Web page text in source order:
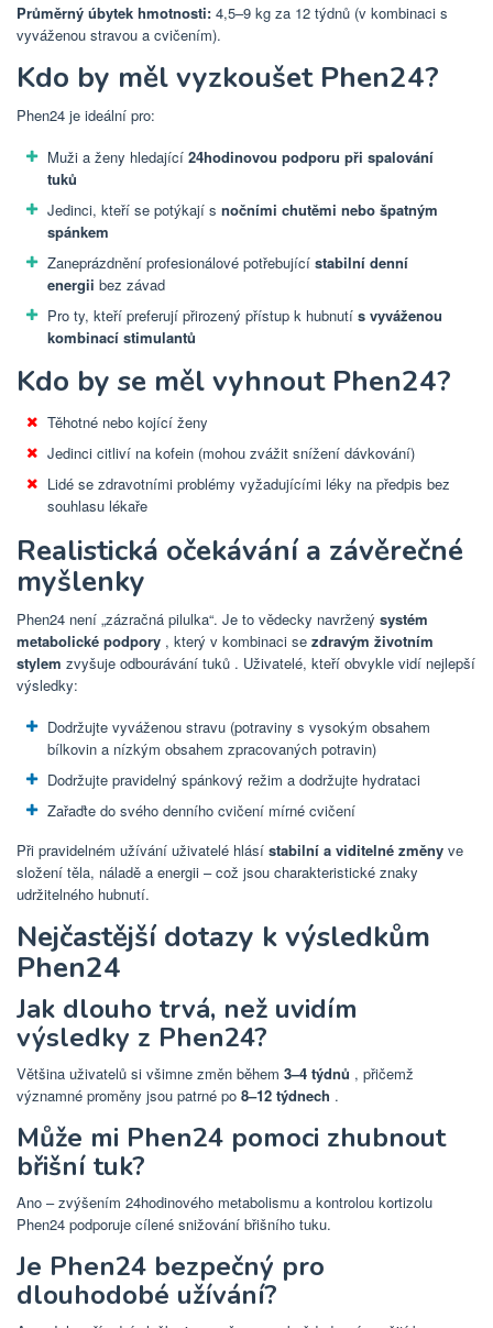
Průměrný úbytek hmotnosti: 4,5–9 kg za 12 týdnů (v kombinaci s
vyváženou stravou a cvičením).
Kdo by měl vyzkoušet Phen24?
Phen24 je ideální pro:
Muži a ženy hledající 24hodinovou podporu při spalování
tuků
Jedinci, kteří se potýkají s nočními chutěmi nebo špatným
spánkem
Zaneprázdnění profesionálové potřebující stabilní denní
energii bez závad
Pro ty, kteří preferují přirozený přístup k hubnutí s vyváženou
kombinací stimulantů
Kdo by se měl vyhnout Phen24?
Těhotné nebo kojící ženy
Jedinci citliví na kofein (mohou zvážit snížení dávkování)
Lidé se zdravotními problémy vyžadujícími léky na předpis bez
souhlasu lékaře
Realistická očekávání a závěrečné
myšlenky
Phen24 není „zázračná pilulka“. ​​Je to vědecky navržený systém
metabolické podpory , který v kombinaci se zdravým životním
stylem zvyšuje odbourávání tuků . Uživatelé, kteří obvykle vidí nejlepší
výsledky:
Dodržujte vyváženou stravu (potraviny s vysokým obsahem
bílkovin a nízkým obsahem zpracovaných potravin)
Dodržujte pravidelný spánkový režim a dodržujte hydrataci
Zařaďte do svého denního cvičení mírné cvičení
Při pravidelném užívání uživatelé hlásí stabilní a viditelné změny ve
složení těla, náladě a energii – což jsou charakteristické znaky
udržitelného hubnutí.
Nejčastější dotazy k výsledkům
Phen24
Jak dlouho trvá, než uvidím
výsledky z Phen24?
Většina uživatelů si všimne změn během 3–4 týdnů , přičemž
významné proměny jsou patrné po 8–12 týdnech .
Může mi Phen24 pomoci zhubnout
břišní tuk?
Ano – zvýšením 24hodinového metabolismu a kontrolou kortizolu
Phen24 podporuje cílené snižování břišního tuku.
Je Phen24 bezpečný pro
dlouhodobé užívání?